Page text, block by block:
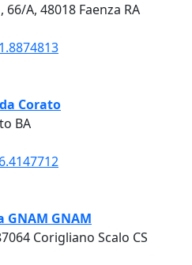
A, 48018 Faenza RA
Corato
BA
GNAM GNAM
Corigliano Scalo CS